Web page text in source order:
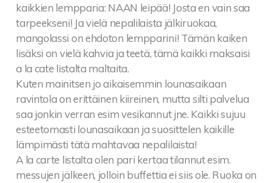
kaikkien lempparia: NAAN leipää! Josta en vain saa
tarpeekseni! Ja vielä nepalilaista jälkiruokaa,
mangolassi on ehdoton lempparini! Tämän kaiken
lisäksi on vielä kahvia ja teetä, tämä kaikki maksaisi
a la cate listalta maltaita.
Kuten mainitsen jo aikaisemmin lounasaikaan
ravintola on erittäinen kiireinen, mutta silti palvelua
saa jonkin verran esim vesikannut jne. Kaikki sujuu
esteetomasti lounasaikaan ja suosittelen kaikille
lämpimästi tätä mahtavaa nepalilaista!
A la carte listalta olen pari kertaa tilannut esim.
messujen jälkeen, jolloin buffettia ei siis ole. Ruoka on